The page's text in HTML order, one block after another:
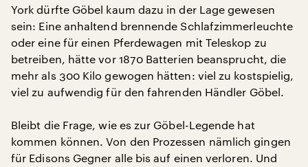
York dürfte Göbel kaum dazu in der Lage gewesen
sein: Eine anhaltend brennende Schlafzimmerleuchte
oder eine für einen Pferdewagen mit Teleskop zu
betreiben, hätte vor 1870 Batterien beansprucht, die
mehr als 300 Kilo gewogen hätten: viel zu kostspielig,
viel zu aufwendig für den fahrenden Händler Göbel.
Bleibt die Frage, wie es zur Göbel-Legende hat
kommen können. Von den Prozessen nämlich gingen
für Edisons Gegner alle bis auf einen verloren. Und